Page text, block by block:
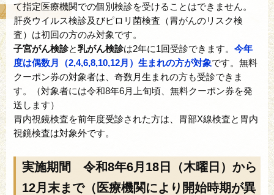
て指定医療機関での個別検診を受けることはできません。
肝炎ウイルス検診及びピロリ菌検査（胃がんのリスク検
査）は初回の方のみ対象です。
子宮がん検診と乳がん検診は2年に1回受診できます。 今年
度は偶数月（2,4,6,8,10,12月）生まれの方が対象です。無料
クーポン券の対象者は、奇数月生まれの方も受診できま
す。（対象者には令和8年6月上旬頃、無料クーポン券を発
送します）
胃内視鏡検査を前年度受診された方は、胃部X線検査と胃内
視鏡検査は対象外です。
実施期間 令和8年6月18日（木曜日）から
12月末まで（医療機関により開始時期が異